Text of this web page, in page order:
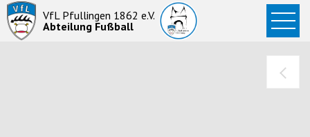
VfL Pfullingen 1862 e.V.
Abteilung Fußball
Startseite
News